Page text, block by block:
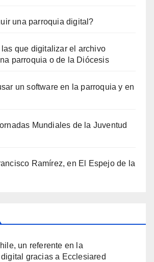
una parroquia digital?
que digitalizar el archivo
parroquia o de la Diócesis
un software en la parroquia y en
Mundiales de la Juventud
Ramírez, en El Espejo de la
un referente en la
gracias a Ecclesiared